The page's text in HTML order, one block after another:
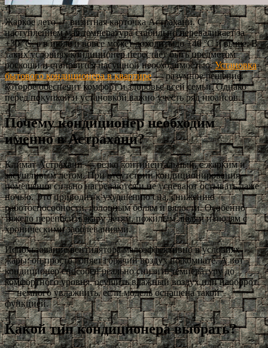
Жаркое лето — визитная карточка Астрахани. С
наступлением мая температура стабильно переваливает за
+30 °C, а в июле и вовсе может доходить до +40 °C и выше. В
таких условиях кондиционер перестаёт быть предметом
роскоши и становится насущной необходимостью.Установка
бытового кондиционера в квартире— разумное решение,
которое обеспечит комфорт и здоровье всей семьи. Однако
перед покупкой и установкой важно учесть ряд нюансов.
Почему кондиционер необходим
именно в Астрахани?
Климат Астрахани — резко континентальный, с жарким и
засушливым летом. При отсутствии кондиционирования
помещения сильно нагреваются и не успевают остывать даже
ночью. Это приводит к ухудшению сна, снижению
работоспособности, головным болям и вялости. Особенно
тяжело переносить жару детям, пожилым людям и людям с
хроническими заболеваниями.
Использование вентилятора малоэффективно в условиях
жары: он просто гоняет горячий воздух по комнате. А вот
кондиционер способен реально снизить температуру до
комфортного уровня, осушить влажный воздух или наоборот
— немного увлажнить, если модель оснащена такой
функцией.
Какой тип кондиционера выбрать?